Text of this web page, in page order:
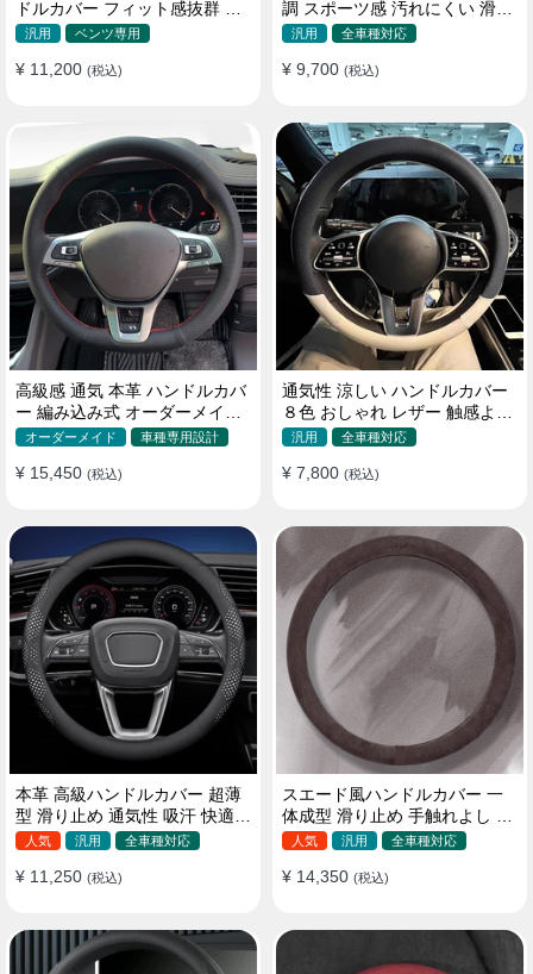
ドルカバー フィット感抜群 お
汎用 ベンツ専用
¥ 11,200 (税込)
調 スポーツ感 汚れにくい 滑り
止め かっこいい 取り付け簡単
汎用 全車種対応
¥ 9,700 (税込)
高級感 通気 本革 ハンドルカバ
ー 編み込み式 オーダーメイド
握り感抜群 操作性アップ
オーダーメイド 車種専用設計
¥ 15,450 (税込)
通気性 涼しい ハンドルカバー
８色 おしゃれ レザー 触感よく
シンブル 落ち着いた気品
汎用 全車種対応
¥ 7,800 (税込)
本革 高級ハンドルカバー 超薄
型 滑り止め 通気性 吸汗 快適
耐久性 四季汎用 35~40CM
人気 汎用 全車種対応
¥ 11,250 (税込)
スエード風ハンドルカバー 一
体成型 滑り止め 手触れよし 吸
汗 高級感 四季汎用 35~38CM
人気 汎用 全車種対応
¥ 14,350 (税込)